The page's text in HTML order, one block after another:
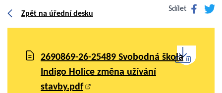
Zpět na úřední desku
Sdílet Facebook
2690869-26-25489 Svobodná škola
Indigo Holice změna užívání
stavby.pdf